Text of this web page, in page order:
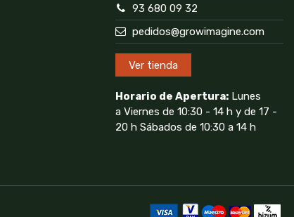
93 680 09 32
pedidos@growimagine.com
Ver tienda
Horario de Apertura: Lunes
a Viernes de 10:30 - 14 h y de 17 -
20 h Sábados de 10:30 a 14 h